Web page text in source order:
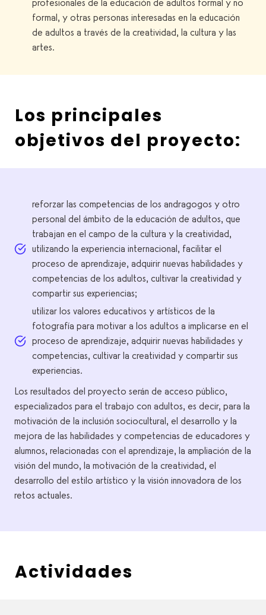
profesionales de la educación de adultos formal y no
formal, y otras personas interesadas en la educación
de adultos a través de la creatividad, la cultura y las
artes.
Los principales
objetivos del proyecto:
reforzar las competencias de los andragogos y otro
personal del ámbito de la educación de adultos, que
trabajan en el campo de la cultura y la creatividad,
utilizando la experiencia internacional, facilitar el
proceso de aprendizaje, adquirir nuevas habilidades y
competencias de los adultos, cultivar la creatividad y
compartir sus experiencias;
utilizar los valores educativos y artísticos de la
fotografía para motivar a los adultos a implicarse en el
proceso de aprendizaje, adquirir nuevas habilidades y
competencias, cultivar la creatividad y compartir sus
experiencias.
Los resultados del proyecto serán de acceso público,
especializados para el trabajo con adultos, es decir, para la
motivación de la inclusión sociocultural, el desarrollo y la
mejora de las habilidades y competencias de educadores y
alumnos, relacionadas con el aprendizaje, la ampliación de la
visión del mundo, la motivación de la creatividad, el
desarrollo del estilo artístico y la visión innovadora de los
retos actuales.
Actividades